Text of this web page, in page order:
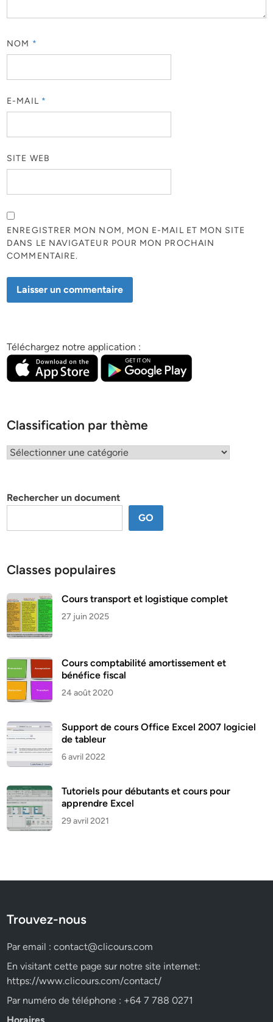
NOM *
E-MAIL *
SITE WEB
ENREGISTRER MON NOM, MON E-MAIL ET MON SITE
DANS LE NAVIGATEUR POUR MON PROCHAIN
COMMENTAIRE.
Téléchargez notre application :
Classification par thème
Classification
Rechercher un document
GO
Classes populaires
Cours transport et logistique complet
27 juin 2025
Cours comptabilité amortissement et
bénéfice fiscal
24 août 2020
Support de cours Office Excel 2007 logiciel
de tableur
6 avril 2022
Tutoriels pour débutants et cours pour
apprendre Excel
29 avril 2021
Trouvez-nous
Par email :contact@clicours.com
En visitant cette page sur notre site internet:
https://www.clicours.com/contact/
Par numéro de téléphone : +64 7 788 0271